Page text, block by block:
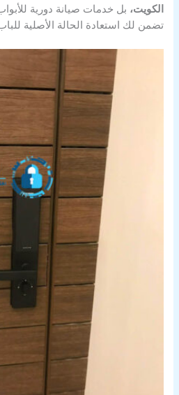
الكويت، بل خدمات صيانة دورية
تضمن لك استعادة الحالة الأصلية